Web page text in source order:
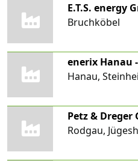
E.T.S. energy
Bruchköbel
Hanau,
Petz & Dreger
Rodgau,